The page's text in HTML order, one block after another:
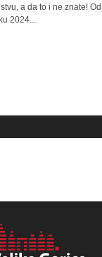
a da to i ne znate! Od
2024....